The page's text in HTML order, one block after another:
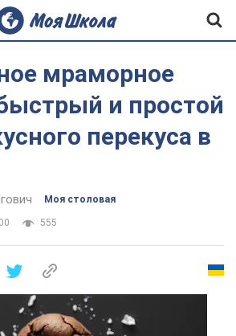
мраморное
и простой
перекуса в
Моя столовая
555